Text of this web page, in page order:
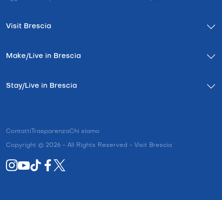
Visit Brescia
Make/Live in Brescia
Stay/Live in Brescia
Contatti TrasparenzaChi siamo
Copyright © 2026 - All Rights Reserved - Visit Brescia